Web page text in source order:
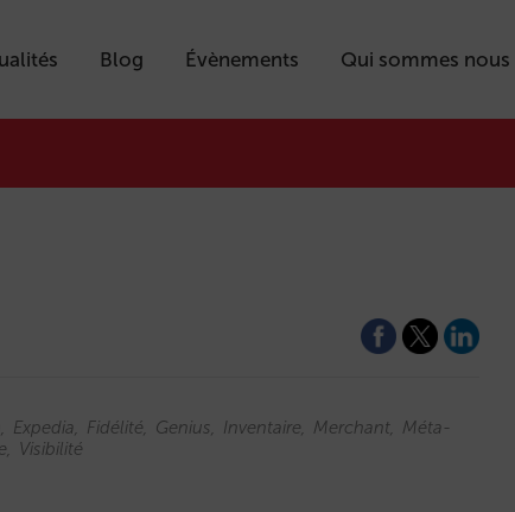
Blog Évènements Qui sommes nous
Expedia Fidélité Genius Inventaire Merchant
Méta-
Visibilité